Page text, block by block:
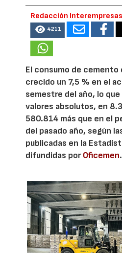
Redacción Interempresas
4211
El consumo de cemento
crecido un 7,5 % en el
semestre del año, lo
valores absolutos, en
580.814 más que en el
del pasado año, según
publicadas en la
difundidas porOficemen.